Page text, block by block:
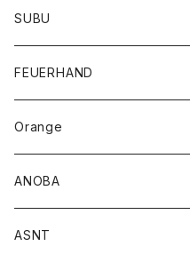
SUBU
FEUERHAND
Orange
ANOBA
ASNT